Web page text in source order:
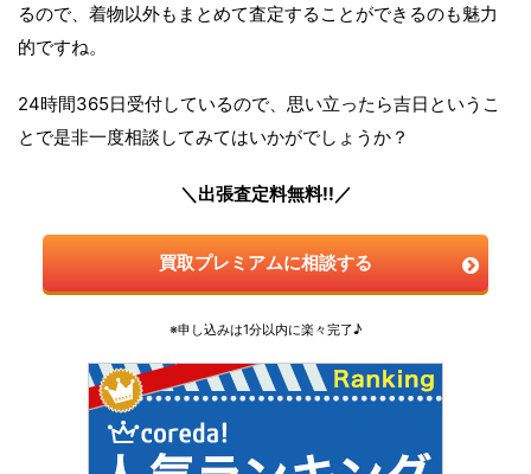
るので、着物以外もまとめて査定することができるのも魅力
的ですね。
24時間365日受付しているので、思い立ったら吉日というこ
とで是非一度相談してみてはいかがでしょうか？
＼出張査定料無料!!／
買取プレミアムに相談する
※申し込みは1分以内に楽々完了♪